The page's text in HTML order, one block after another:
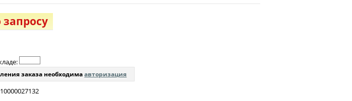
заказа необходимаавторизация